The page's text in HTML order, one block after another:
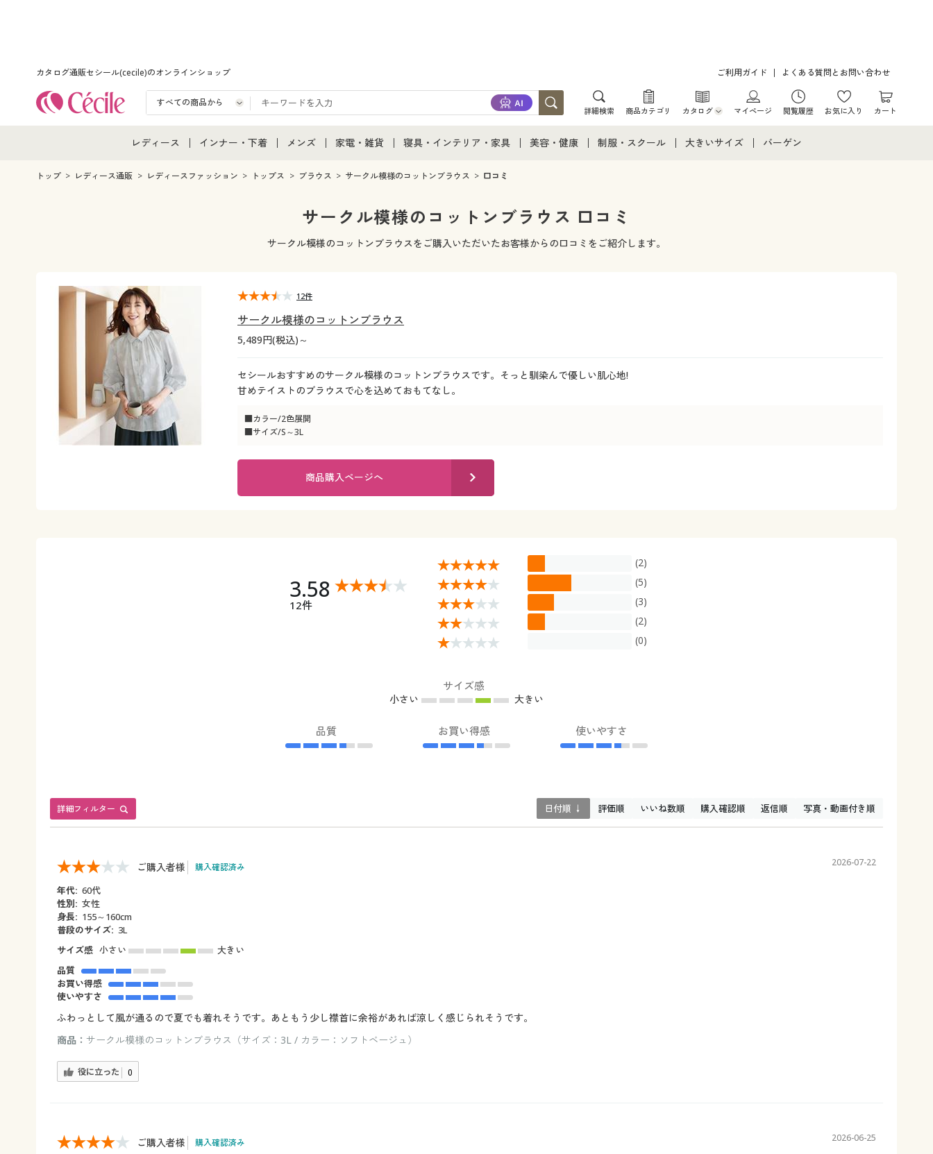
カタログ通販セシール(cecile)のオンラインショップ ご利用ガイド よくある質問とお問い合わせ
詳細検索 商品カテゴリ カタログ
カタログ・チラシからのご注文
マイページ 閲覧履歴 お気に入り カート
レディース
レディース通販すべて
インナー・下着
インナー・下着通販すべて
メンズ
メンズ通販すべて
メンズファッション
メンズ下着
家電・雑貨
家電・雑貨すべて
家電
キッチン・雑貨・日用品
寝具・インテリア・家具
寝具・インテリア・家具通販すべて
家具・収納
寝具・ベッド
美容・健康
美容・健康・サプリメント
制服・スクール
制服・学生服
ジュニア・ティーンズ下着
大きいサイズ バーゲン
トップ レディース通販 レディースファッション トップス ブラウス サークル模様のコットンブラウス 口コミ
サークル模様のコットンブラウス 口コミ
サークル模様のコットンブラウスをご購入いただいたお客様からの口コミをご紹介します。
サークル模様のコットンブラウス
5,489円(税込)～
セシールおすすめのサークル模様のコットンブラウスです。そっと馴染んで優しい肌心地!
甘めテイストのブラウスで心を込めておもてなし。
■カラー/2色展開
■サイズ/S～3L
12件
商品購入ページへ
3.58
12件
(2)
(5)
(3)
(2)
(0)
サイズ感
小さい 大きい
品質 お買い得感 使いやすさ
詳細フィルター 日付順 ↓ 評価順 いいね数順 購入確認順 返信順 写真・動画付き順
ご購入者様 購入確認済み 2026-07-22
年代: 60代
性別: 女性
身長: 155～160cm
普段のサイズ: 3L
サイズ感 小さい
大きい
品質
お買い得感
使いやすさ
ふわっとして風が通るので夏でも着れそうです。あともう少し襟首に余裕があれば涼しく感じられそうです。
商品： サークル模様のコットンブラウス（サイズ：3L / カラー：ソフトベージュ）
役に立った 0
ご購入者様 購入確認済み 2026-06-25